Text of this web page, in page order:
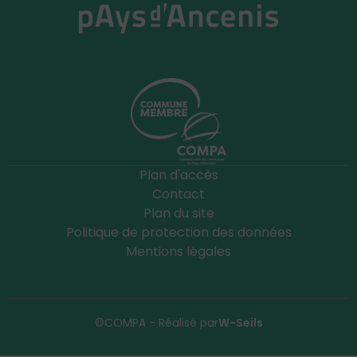
Plan d'accès
Contact
Plan du site
Politique de protection des données
Mentions légales
©COMPA - Réalisé parW-Seils